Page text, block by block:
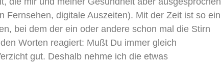
Fernsehen, digitale Auszeiten). Mit der Zeit ist so ein
bei dem der ein oder andere schon mal die Stirn
Worten reagiert: Mußt Du immer gleich
gut. Deshalb nehme ich die etwas